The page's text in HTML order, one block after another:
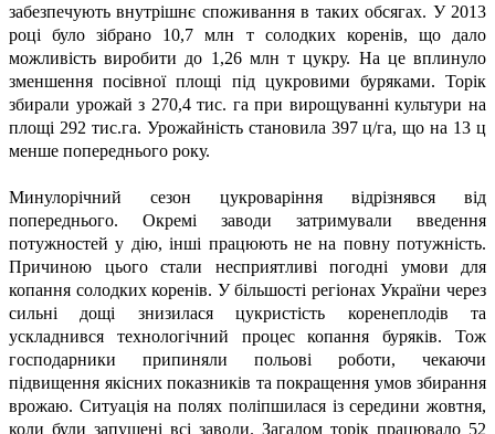
забезпечують внутрішнє споживання в таких обсягах. У 2013
році було зібрано 10,7 млн т солодких коренів, що дало
можливість виробити до 1,26 млн т цукру. На це вплинуло
зменшення посівної площі під цукровими буряками. Торік
збирали урожай з 270,4 тис. га при вирощуванні культури на
площі 292 тис.га. Урожайність становила 397 ц/га, що на 13 ц
менше попереднього року.
Минулорічний сезон цукроваріння відрізнявся від
попереднього. Окремі заводи затримували введення
потужностей у дію, інші працюють не на повну потужність.
Причиною цього стали несприятливі погодні умови для
копання солодких коренів. У більшості регіонах України через
сильні дощі знизилася цукристість коренеплодів та
ускладнився технологічний процес копання буряків. Тож
господарники припиняли польові роботи, чекаючи
підвищення якісних показників та покращення умов збирання
врожаю. Ситуація на полях поліпшилася із середини жовтня,
коли були запущені всі заводи. Загалом торік працювало 52